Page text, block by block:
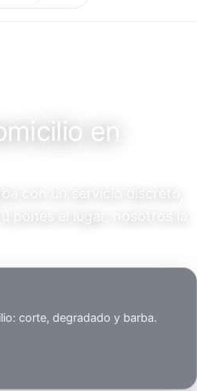
en
con un servicio discreto,
pones el lugar, nosotros la
corte, degradado y barba.